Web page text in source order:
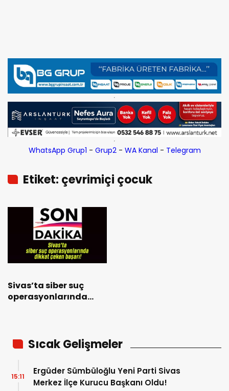
WhatsApp Grup1 - Grup2- WA Kanal - Telegram
Etiket: çevrimiçi çocuk
Sivas’ta siber suç
operasyonlarında
Sıcak Gelişmeler
Ergüder Sümbüloğlu Yeni Parti Sivas
Merkez İlçe Kurucu Başkanı Oldu!
15:11